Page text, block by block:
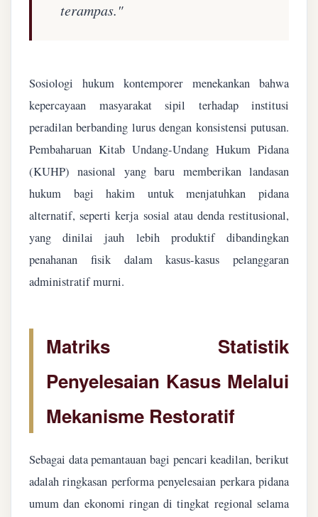
terampas."
Sosiologi hukum kontemporer menekankan bahwa
kepercayaan masyarakat sipil terhadap institusi
peradilan berbanding lurus dengan konsistensi putusan.
Pembaharuan Kitab Undang-Undang Hukum Pidana
(KUHP) nasional yang baru memberikan landasan
hukum bagi hakim untuk menjatuhkan pidana
alternatif, seperti kerja sosial atau denda restitusional,
yang dinilai jauh lebih produktif dibandingkan
penahanan fisik dalam kasus-kasus pelanggaran
administratif murni.
Matriks Statistik
Penyelesaian Kasus Melalui
Mekanisme Restoratif
Sebagai data pemantauan bagi pencari keadilan, berikut
adalah ringkasan performa penyelesaian perkara pidana
umum dan ekonomi ringan di tingkat regional selama